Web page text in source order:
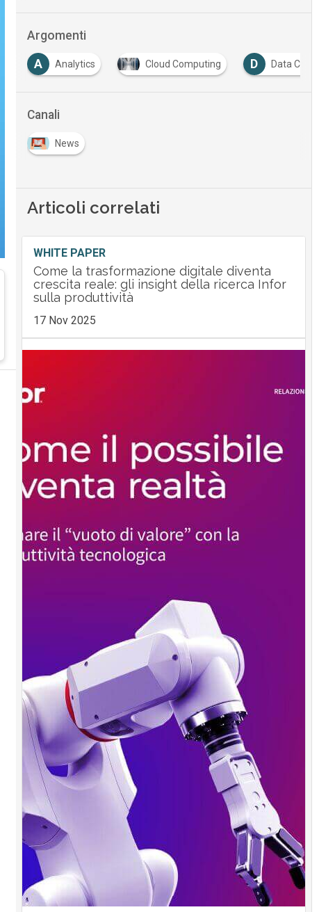
Argomenti
A Analytics Cloud Computing D Data Center
Canali
News
Articoli correlati
WHITE PAPER
Come la trasformazione digitale diventa
crescita reale: gli insight della ricerca Infor
sulla produttività
17 Nov 2025